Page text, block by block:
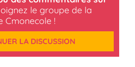
le groupe de la
Cmonecole !
LA DISCUSSION